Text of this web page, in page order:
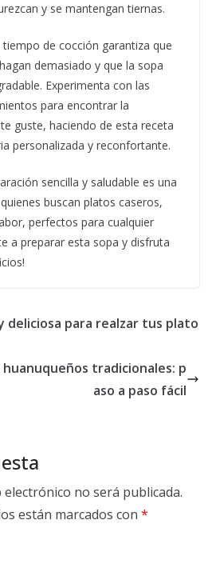
y se mantengan tiernas.
de cocción garantiza que
demasiado y que la sopa
Experimenta con las
para encontrar la
guste, haciendo de esta receta
personalizada y reconfortante.
sencilla y saludable es una
buscan platos caseros,
perfectos para cualquier
a preparar esta sopa y disfruta
deliciosa para realzar tus plato
tradicionales: p
aso a paso fácil
no será publicada.
están marcados con *